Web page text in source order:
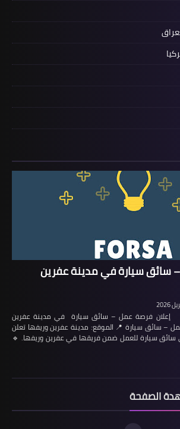
سائق سيارة في مدينة عفرين
فرصة عمل – سائق سيارة في مدينة عفرين
– سائق سيارة 📍 الموقع: مدينة عفرين وريفها تعلن
سائق سيارة للعمل ضمن فريقها في عفرين وريفها. 🔹
الصفحة